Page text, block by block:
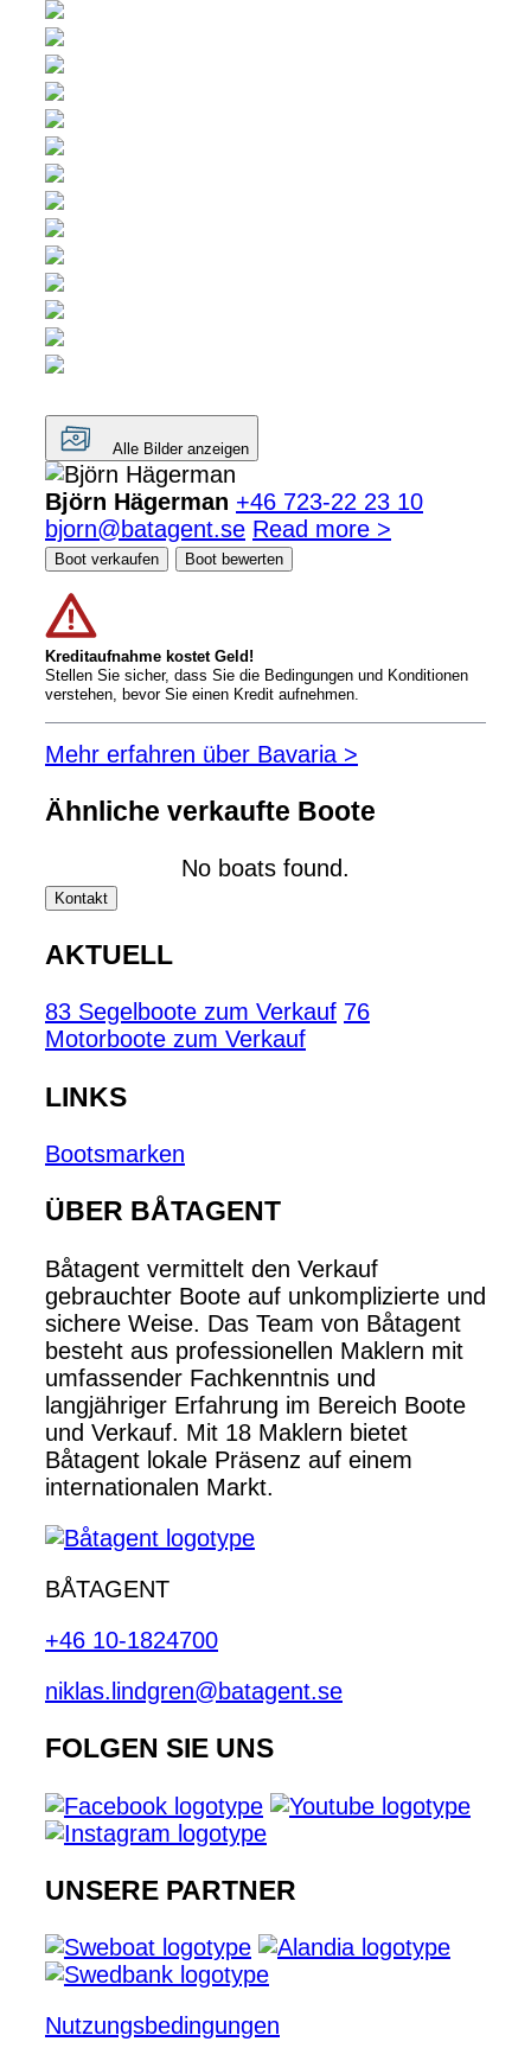
Alle Bilder anzeigen
Björn Hägerman +46 723-22 23 10
bjorn@batagent.se Read more >
Boot verkaufen Boot bewerten
Kreditaufnahme kostet Geld!
Stellen Sie sicher, dass Sie die Bedingungen und Konditionen
verstehen, bevor Sie einen Kredit aufnehmen.
Mehr erfahren über Bavaria >
Ähnliche verkaufte Boote
No boats found.
Kontakt
AKTUELL
83 Segelboote zum Verkauf 76
Motorboote zum Verkauf
LINKS
Bootsmarken
ÜBER BÅTAGENT
Båtagent vermittelt den Verkauf
gebrauchter Boote auf unkomplizierte und
sichere Weise. Das Team von Båtagent
besteht aus professionellen Maklern mit
umfassender Fachkenntnis und
langjähriger Erfahrung im Bereich Boote
und Verkauf. Mit 18 Maklern bietet
Båtagent lokale Präsenz auf einem
internationalen Markt.
BÅTAGENT
+46 10-1824700
niklas.lindgren@batagent.se
FOLGEN SIE UNS
UNSERE PARTNER
Nutzungsbedingungen